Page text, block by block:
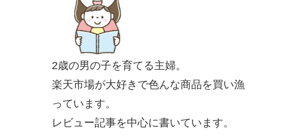
2歳の男の子を育てる主婦。
楽天市場が大好きで色んな商品を買い漁
っています。
レビュー記事を中心に書いています。